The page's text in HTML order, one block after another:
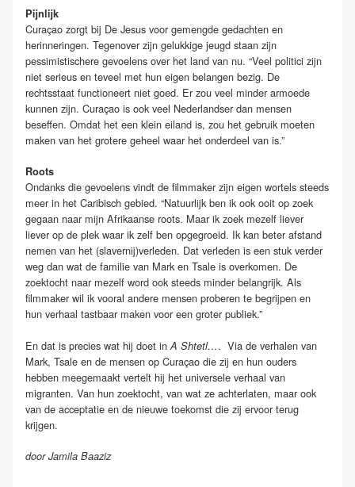
Pijnlijk
Curaçao zorgt bij De Jesus voor gemengde gedachten en
herinneringen. Tegenover zijn gelukkige jeugd staan zijn
pessimistischere gevoelens over het land van nu. “Veel politici zijn
niet serieus en teveel met hun eigen belangen bezig. De
rechtsstaat functioneert niet goed. Er zou veel minder armoede
kunnen zijn. Curaçao is ook veel Nederlandser dan mensen
beseffen. Omdat het een klein eiland is, zou het gebruik moeten
maken van het grotere geheel waar het onderdeel van is.”
Roots
Ondanks die gevoelens vindt de filmmaker zijn eigen wortels steeds
meer in het Caribisch gebied. “Natuurlijk ben ik ook ooit op zoek
gegaan naar mijn Afrikaanse roots. Maar ik zoek mezelf liever
liever op de plek waar ik zelf ben opgegroeid. Ik kan beter afstand
nemen van het (slavernij)verleden. Dat verleden is een stuk verder
weg dan wat de familie van Mark en Tsale is overkomen. De
zoektocht naar mezelf word ook steeds minder belangrijk. Als
filmmaker wil ik vooral andere mensen proberen te begrijpen en
hun verhaal tastbaar maken voor een groter publiek.”
En dat is precies wat hij doet in A Shtetl…. Via de verhalen van
Mark, Tsale en de mensen op Curaçao die zij en hun ouders
hebben meegemaakt vertelt hij het universele verhaal van
migranten. Van hun zoektocht, van wat ze achterlaten, maar ook
van de acceptatie en de nieuwe toekomst die zij ervoor terug
krijgen.
door Jamila Baaziz